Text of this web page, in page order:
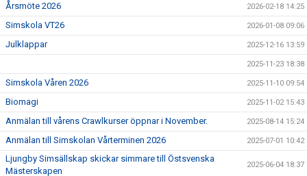
Årsmöte 2026 2026-02-18 14:25
Simskola VT26 2026-01-08 09:06
Julklappar 2025-12-16 13:59
2025-11-23 18:38
Simskola Våren 2026 2025-11-10 09:54
Biomagi 2025-11-02 15:43
Anmälan till vårens Crawlkurser öppnar i November. 2025-08-14 15:24
Anmälan till Simskolan Vårterminen 2026 2025-07-01 10:42
Ljungby Simsällskap skickar simmare till Östsvenska
Mästerskapen
2025-06-04 18:37